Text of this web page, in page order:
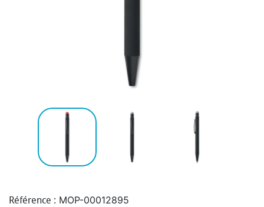
Référence : MOP-00012895